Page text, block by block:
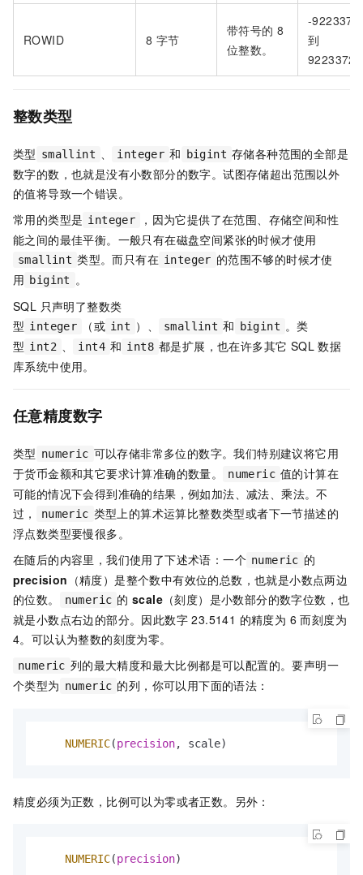
ROWID 8 字节
带符号的 8
位整数。
-
到
整数类型
类型 smallint 、 integer 和 bigint 存储各种范围的全部是
数字的数，也就是没有小数部分的数字。试图存储超出范围以外
的值将导致一个错误。
常用的类型是 integer
，因为它提供了在范围、存储空间和性
能之间的最佳平衡。一般只有在磁盘空间紧张的时候才使用
smallint 类型。而只有在 integer 的范围不够的时候才使
用 bigint 。
SQL 只声明了整数类
型 integer （或 int ）、 smallint 和 bigint 。类
型 int2 、 int4 和 int8 都是扩展，也在许多其它 SQL 数据
库系统中使用。
任意精度数字
类型 numeric 可以存储非常多位的数字。我们特别建议将它用
于货币金额和其它要求计算准确的数量。
numeric 值的计算在
可能的情况下会得到准确的结果，例如加法、减法、乘法。不
过，
numeric 类型上的算术运算比整数类型或者下一节描述的
浮点数类型要慢很多。
在随后的内容里，我们使用了下述术语：一个 numeric 的
precision （精度）是整个数中有效位的总数，也就是小数点两边
的位数。
numeric 的 scale （刻度）是小数部分的数字位数，也
就是小数点右边的部分。因此数字 23.5141 的精度为 6 而刻度为
4。可以认为整数的刻度为零。
numeric 列的最大精度和最大比例都是可以配置的。要声明一
个类型为 numeric 的列，你可以用下面的语法：
NUMERIC(precision, scale)
精度必须为正数，比例可以为零或者正数。另外：
NUMERIC(precision)